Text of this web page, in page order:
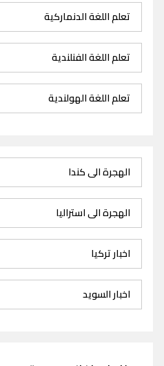
تعلم اللغة الدنماركية
تعلم اللغة الفنلندية
تعلم اللغة الهولندية
الهجرة الى كندا
الهجرة الى استراليا
اخبار تركيا
اخبار السويد